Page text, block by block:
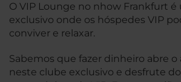
O VIP Lounge no nhow Frankfurt é
exclusivo onde os hóspedes VIP
conviver e relaxar.
Sabemos que fazer dinheiro abre
neste clube exclusivo e desfrute